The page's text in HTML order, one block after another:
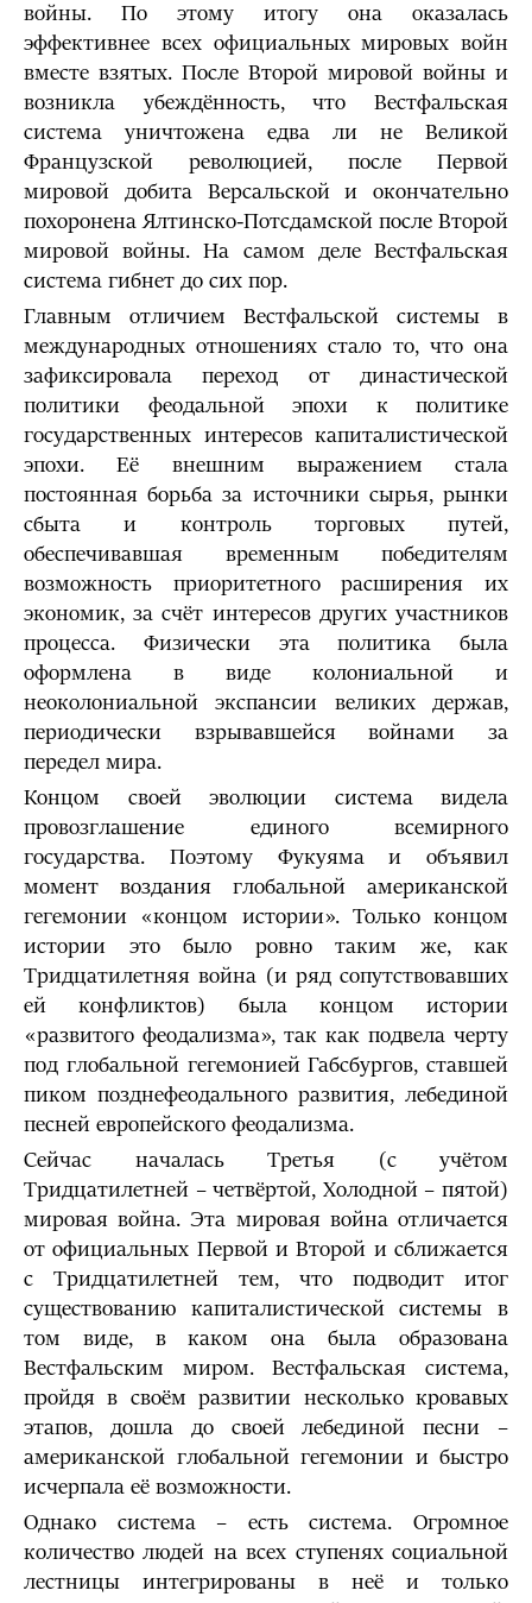
войны. По этому итогу она оказалась
эффективнее всех официальных мировых войн
вместе взятых. После Второй мировой войны и
возникла убеждённость, что Вестфальская
система уничтожена едва ли не Великой
Французской революцией, после Первой
мировой добита Версальской и окончательно
похоронена Ялтинско-Потсдамской после Второй
мировой войны. На самом деле Вестфальская
система гибнет до сих пор.
Главным отличием Вестфальской системы в
международных отношениях стало то, что она
зафиксировала переход от династической
политики феодальной эпохи к политике
государственных интересов капиталистической
эпохи. Её внешним выражением стала
постоянная борьба за источники сырья, рынки
сбыта и контроль торговых путей,
обеспечивавшая временным победителям
возможность приоритетного расширения их
экономик, за счёт интересов других участников
процесса. Физически эта политика была
оформлена в виде колониальной и
неоколониальной экспансии великих держав,
периодически взрывавшейся войнами за
передел мира.
Концом своей эволюции система видела
провозглашение единого всемирного
государства. Поэтому Фукуяма и объявил
момент воздания глобальной американской
гегемонии «концом истории». Только концом
истории это было ровно таким же, как
Тридцатилетняя война (и ряд сопутствовавших
ей конфликтов) была концом истории
«развитого феодализма», так как подвела черту
под глобальной гегемонией Габсбургов, ставшей
пиком позднефеодального развития, лебединой
песней европейского феодализма.
Сейчас началась Третья (с учётом
Тридцатилетней – четвёртой, Холодной – пятой)
мировая война. Эта мировая война отличается
от официальных Первой и Второй и сближается
с Тридцатилетней тем, что подводит итог
существованию капиталистической системы в
том виде, в каком она была образована
Вестфальским миром. Вестфальская система,
пройдя в своём развитии несколько кровавых
этапов, дошла до своей лебединой песни –
американской глобальной гегемонии и быстро
исчерпала её возможности.
Однако система – есть система. Огромное
количество людей на всех ступенях социальной
лестницы интегрированы в неё и только